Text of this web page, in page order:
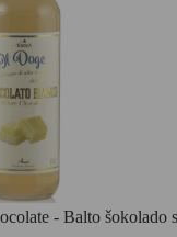
- Balto šokolado